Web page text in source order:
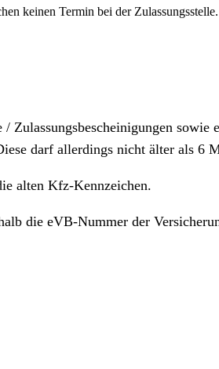
keinen Termin bei der Zulassungsstelle.
Zulassungsbescheinigungen
darf allerdings nicht älter als 6
alten Kfz-Kennzeichen.
die eVB-Nummer der